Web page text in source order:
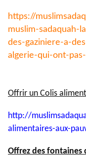
https://
muslim-sadaquah-
des-gaziniere-a-
algerie-qui-ont-
Offrir un Colis
http://
alimentaires-aux-
Offrez des fontaines